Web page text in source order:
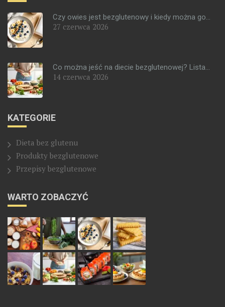
Czy owies jest bezglutenowy i kiedy można go...
27 czerwca 2026
Co można jeść na diecie bezglutenowej? Lista...
14 czerwca 2026
KATEGORIE
Dieta bez glutenu
Produkty bezglutenowe
Przepisy bezglutenowe
WARTO ZOBACZYĆ